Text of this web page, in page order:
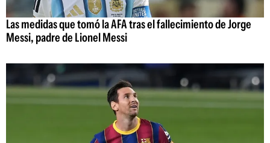
Las medidas que tomó la AFA tras el fallecimiento de Jorge
Messi, padre de Lionel Messi